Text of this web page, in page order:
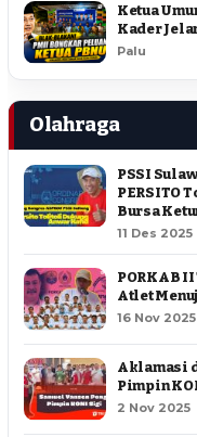
Ketua
Kader
Palu
Olahraga
PSSI
PERSITO
Bursa
11 Des 2025
PORKAB
Atlet
16 Nov 2025
Aklamasi
Pimpin
2 Nov 2025